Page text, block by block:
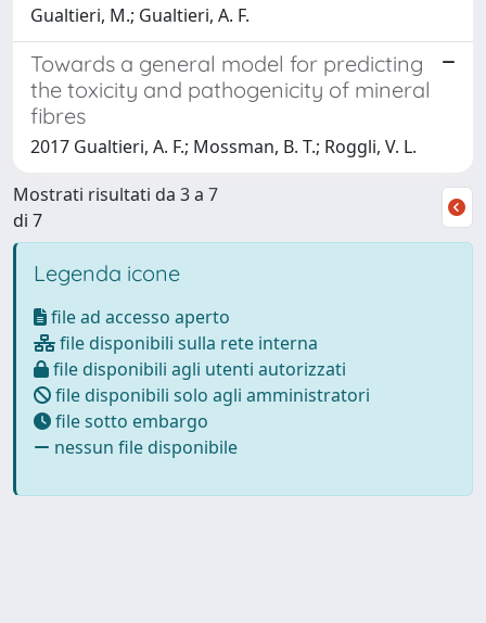
Gualtieri, M.; Gualtieri, A. F.
Towards a general model for predicting
the toxicity and pathogenicity of mineral
fibres
2017 Gualtieri, A. F.; Mossman, B. T.; Roggli, V. L.
Mostrati risultati da 3 a 7
di 7
Legenda icone
file ad accesso aperto
file disponibili sulla rete interna
file disponibili agli utenti autorizzati
file disponibili solo agli amministratori
file sotto embargo
nessun file disponibile